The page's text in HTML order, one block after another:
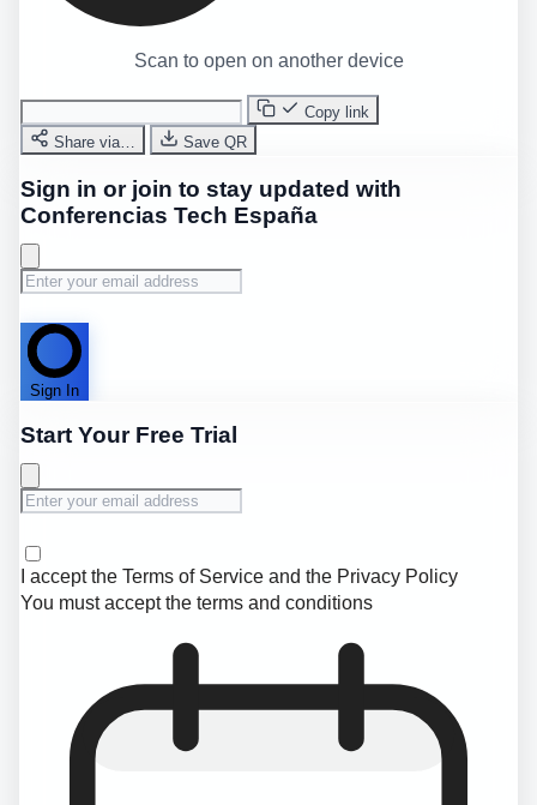
Scan to open on another device
Copy link
Share via…
Save QR
Sign in or join to stay updated with
Conferencias Tech España
Sign In
Start Your Free Trial
I accept the Terms of Service and the Privacy Policy
You must accept the terms and conditions